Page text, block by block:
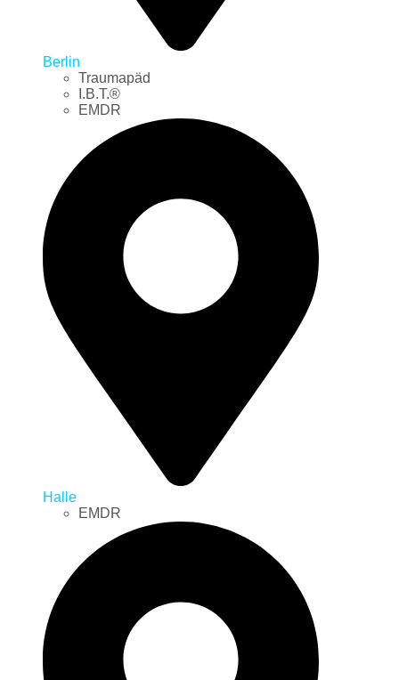
Berlin
Traumapäd
I.B.T.®
EMDR
Halle
EMDR